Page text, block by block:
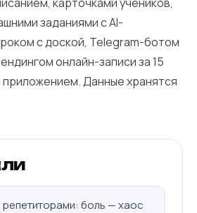
заданиями с AI-
с доской, Telegram-ботом
онлайн-записи за 15
Данные хранятся
боль — хаос